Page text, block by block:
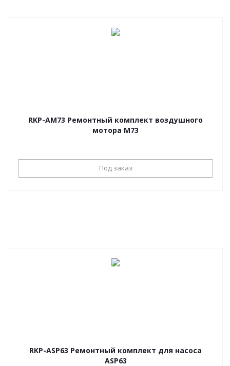
RKP-AM73 Ремонтный комплект воздушного
мотора M73
Под заказ
RKP-ASP63 Ремонтный комплект для насоса
ASP63